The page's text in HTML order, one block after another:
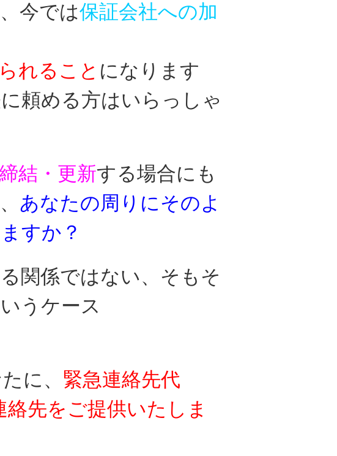
今では保証会社への加
れること になります
頼める方はいらっしゃ
結・更新する場合に も
あなたの周りにそのよ
すか？
関係ではない、 そもそ
うケース
に、 緊急連絡先代
絡先をご提供いたしま